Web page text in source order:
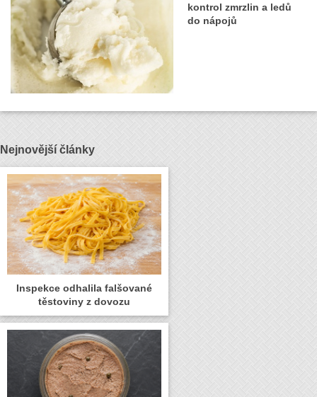
kontrol zmrzlin a ledů
do nápojů
Nejnovější články
Inspekce odhalila falšované
těstoviny z dovozu